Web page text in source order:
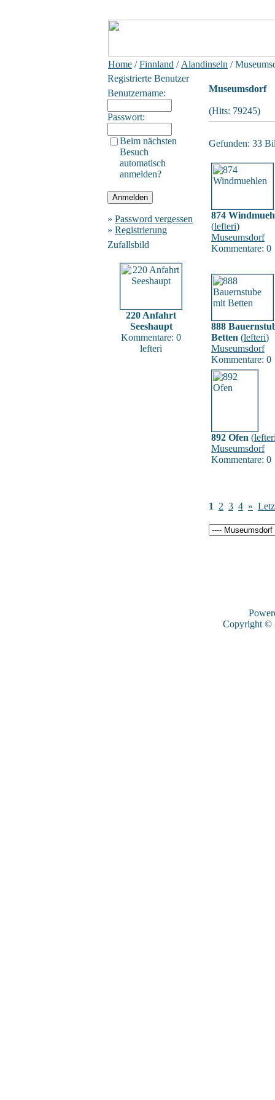
Home /Finnland / Alandinseln /
Registrierte Benutzer
Benutzername:
Passwort:
Beim nächsten
Besuch
automatisch
anmelden?
» Password vergessen
» Registrierung
Zufallsbild
220 Anfahrt
Seeshaupt
Kommentare: 0
lefteri
Museumsdorf
(Hits: 79245)
Gefunden: 33
874
(lefteri)
Museumsdorf
Kommentare: 0
888
Betten (lefteri)
Museumsdorf
Kommentare: 0
892 Ofen (
Museumsdorf
Kommentare: 0
1 2 3 4 »
Copyright ©